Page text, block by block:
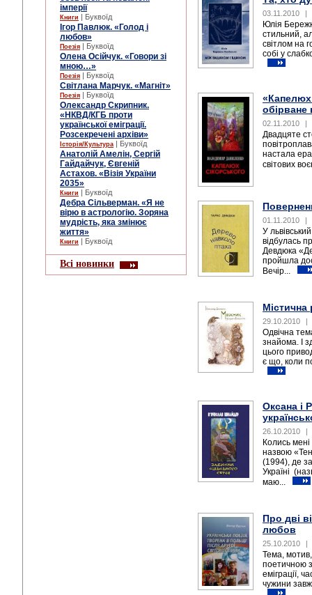
імперії
Книги | Буквоїд
Ігор Павлюк. «Голод і
любов»
Поезія | Буквоїд
Олена Осійчук. «Говори зі
мною…»
Поезія | Буквоїд
Світлана Марчук. «Магніт»
Поезія | Буквоїд
Олександр Скрипник.
«НКВД/КГБ проти
української еміграції.
Розсекречені архіви»
Історія/Культура | Буквоїд
Анатолій Амелін, Сергій
Гайдайчук, Євгеній
Астахов. «Візія України
2035»
Книги | Буквоїд
Дебра Сільверман. «Я не
вірю в астрологію. Зоряна
мудрість, яка змінює
життя»
Книги | Буквоїд
Всі новинки
03.11.2010 |
Юлія
стильний,
світлом на
собі у
«Капелюх
обірване
02.11.2010 |
Двадцяте
настала
світових
01.11.2010 |
У
відбулась
Девдюка
пройшла
Вечір...
Містична
29.10.2010 |
Одвічна
знайома. І
цього
є що, коли
Оксана і
26.10.2010 |
Колись
назвою
(1994), де
Україні
маю...
Про дві
любов
25.10.2010 |
Тема,
поетичною
еміграції,
чужини